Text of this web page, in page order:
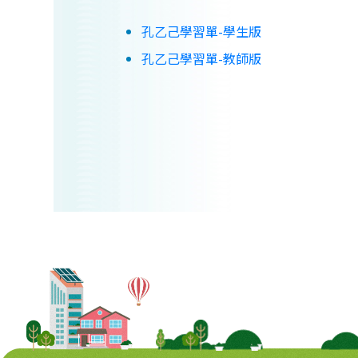
孔乙己學習單-學生版
孔乙己學習單-教師版